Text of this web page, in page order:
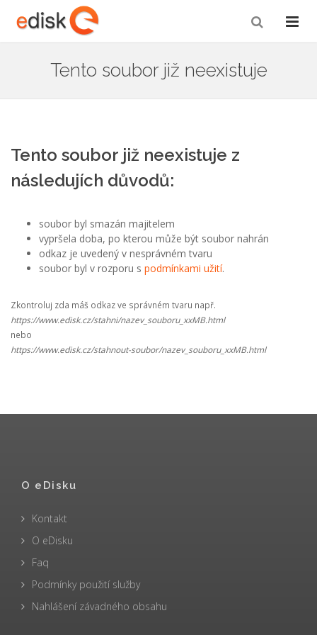
Tento soubor již neexistuje
Tento soubor již neexistuje z
následujích důvodů:
soubor byl smazán majitelem
vypršela doba, po kterou může být soubor nahrán
odkaz je uvedený v nesprávném tvaru
soubor byl v rozporu s podmínkami užití.
Zkontroluj zda máš odkaz ve správném tvaru např.
https://www.edisk.cz/stahni/nazev_souboru_xxMB.html
nebo
https://www.edisk.cz/stahnout-soubor/nazev_souboru_xxMB.html
O eDisku
Kontakt
O eDisku
Faq
Podmínky použití služby
Nahlášení závadného obsahu